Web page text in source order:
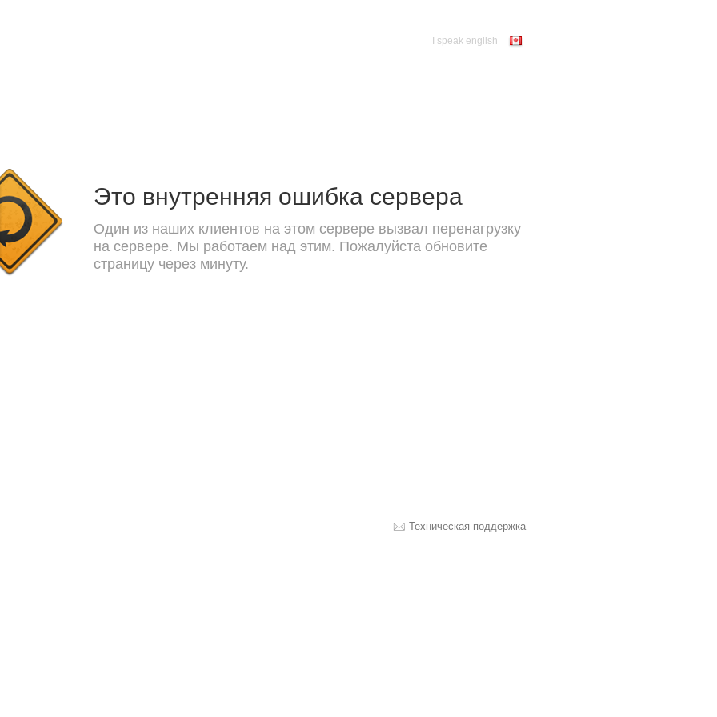
I speak english
Это внутренняя ошибка сервера
Один из наших клиентов на этом сервере вызвал перенагрузку
на сервере. Мы работаем над этим. Пожалуйста обновите
страницу через минуту.
Техническая поддержка